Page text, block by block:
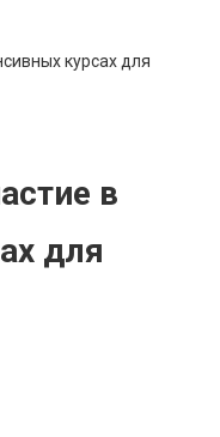
курсах для
в
для